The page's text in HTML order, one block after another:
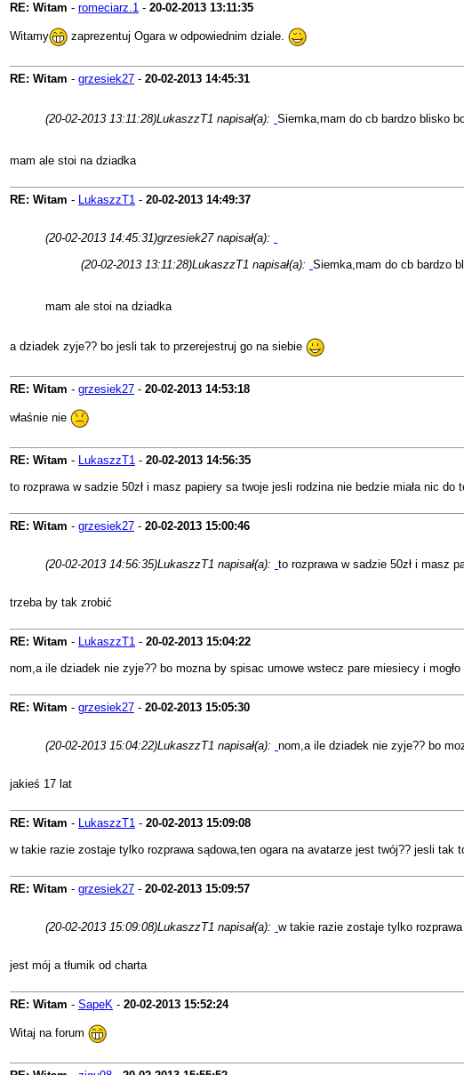
RE: Witam - romeciarz.1 - 20-02-2013 13:11:35
Witamy zaprezentuj Ogara w odpowiednim dziale.
RE: Witam - grzesiek27 - 20-02-2013 14:45:31
(20-02-2013 13:11:28)LukaszzT1 napisał(a): Siemka,mam do cb bardzo blisko
mam ale stoi na dziadka
RE: Witam - LukaszzT1 - 20-02-2013 14:49:37
(20-02-2013 14:45:31)grzesiek27 napisał(a):
(20-02-2013 13:11:28)LukaszzT1 napisał(a): Siemka,mam do cb bardzo
mam ale stoi na dziadka
a dziadek zyje?? bo jesli tak to przerejestruj go na siebie
RE: Witam - grzesiek27 - 20-02-2013 14:53:18
właśnie nie
RE: Witam - LukaszzT1 - 20-02-2013 14:56:35
to rozprawa w sadzie 50zł i masz papiery sa twoje jesli rodzina nie bedzie miała nic do
RE: Witam - grzesiek27 - 20-02-2013 15:00:46
(20-02-2013 14:56:35)LukaszzT1 napisał(a): to rozprawa w sadzie 50zł i masz
trzeba by tak zrobić
RE: Witam - LukaszzT1 - 20-02-2013 15:04:22
nom,a ile dziadek nie zyje?? bo mozna by spisac umowe wstecz pare miesiecy i
RE: Witam - grzesiek27 - 20-02-2013 15:05:30
(20-02-2013 15:04:22)LukaszzT1 napisał(a): nom,a ile dziadek nie zyje?? bo
jakieś 17 lat
RE: Witam - LukaszzT1 - 20-02-2013 15:09:08
w takie razie zostaje tylko rozprawa sądowa,ten ogara na avatarze jest twój?? jesli
RE: Witam - grzesiek27 - 20-02-2013 15:09:57
(20-02-2013 15:09:08)LukaszzT1 napisał(a): w takie razie zostaje tylko
jest mój a tłumik od charta
RE: Witam - SapeK - 20-02-2013 15:52:24
Witaj na forum